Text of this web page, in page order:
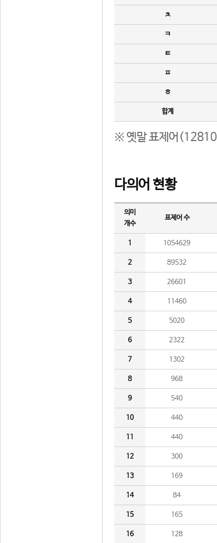
ㅊ
ㅋ
ㅌ
ㅍ
ㅎ
합계
※ 옛말 표제어(12810
다의어 현황
의미
개수
표제어 수
1 1054629
2 89532
3 26601
4 11460
5 5020
6 2322
7 1302
8 968
9 540
10 440
11 440
12 300
13 169
14 84
15 165
16 128